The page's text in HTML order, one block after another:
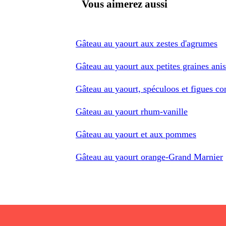
Vous aimerez aussi
Gâteau au yaourt aux zestes d'agrumes
Gâteau au yaourt aux petites graines
Gâteau au yaourt, spéculoos et figues
Gâteau au yaourt rhum-vanille
Gâteau au yaourt et aux pommes
Gâteau au yaourt orange-Grand Marnier